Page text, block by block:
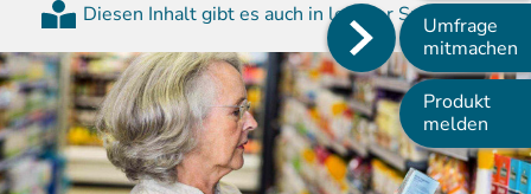
Main
navigation
Umfrage
mitmachen
Produkt
melden
Diesen Inhalt gibt es auch in leichter Sprache